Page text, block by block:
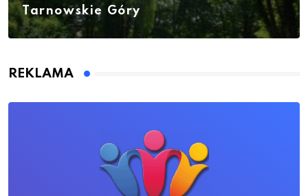
Tarnowskie Góry
REKLAMA